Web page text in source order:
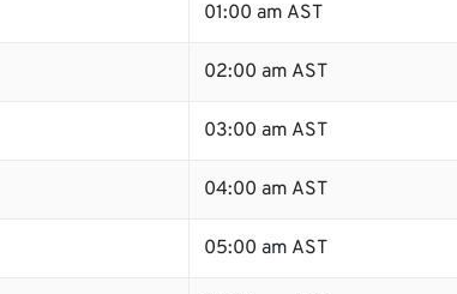
01:00 am AST
02:00 am AST
03:00 am AST
04:00 am AST
05:00 am AST